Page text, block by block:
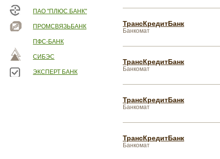
ПАО "ПЛЮС БАНК"
ПРОМСВЯЗЬБАНК
ПФС-БАНК
СИБЭС
ЭКСПЕРТ БАНК
ТрансКредитБанк
Банкомат
ТрансКредитБанк
Банкомат
ТрансКредитБанк
Банкомат
ТрансКредитБанк
Банкомат